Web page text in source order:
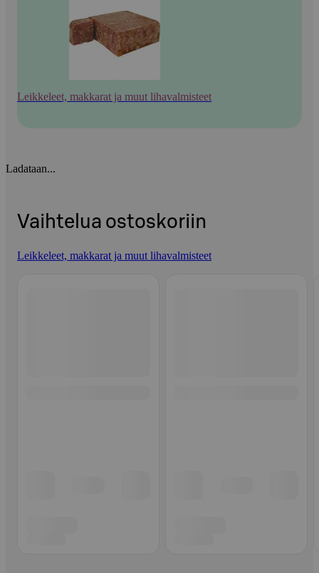
Leikkeleet, makkarat ja muut lihavalmisteet
Ladataan...
Vaihtelua ostoskoriin
Leikkeleet, makkarat ja muut lihavalmisteet